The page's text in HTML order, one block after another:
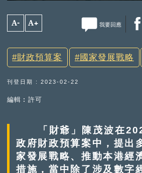
A- A+ 我要回應
財政預算案 國家發展戰略
刊登日期 : 2023-02-22
編輯︰許可
「財爺」陳茂波在
政府財政預算案中，提出
家發展戰略、推動本港經
措施，當中除了涉及數字